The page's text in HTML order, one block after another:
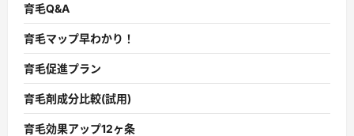
育毛Q&A
育毛マップ早わかり！
育毛促進プラン
育毛剤成分比較(試用)
育毛効果アップ12ヶ条